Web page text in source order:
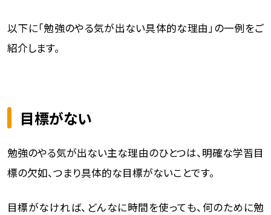
以下に「勉強のやる気が出ない具体的な理由」の一例をご
紹介します。
目標がない
勉強のやる気が出ない主な理由のひとつは、明確な学習目
標の欠如、つまり具体的な目標がないことです。
目標がなければ、どんなに時間を使っても、何のために勉